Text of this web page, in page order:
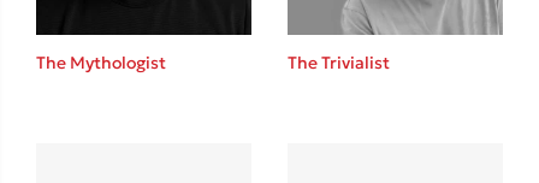
Δανάη Δεληγεώργη
The Mythologist The Trivialist